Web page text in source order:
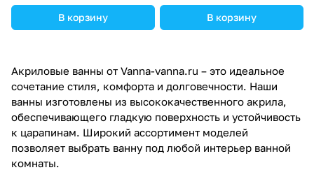
В корзину В корзину
Акриловые ванны от Vanna-vanna.ru – это идеальное
сочетание стиля, комфорта и долговечности. Наши
ванны изготовлены из высококачественного акрила,
обеспечивающего гладкую поверхность и устойчивость
к царапинам. Широкий ассортимент моделей
позволяет выбрать ванну под любой интерьер ванной
комнаты.